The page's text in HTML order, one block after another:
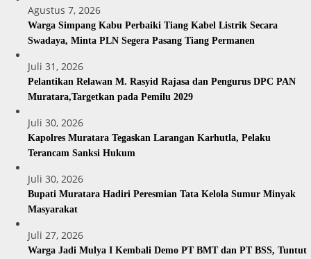
Agustus 7, 2026
Warga Simpang Kabu Perbaiki Tiang Kabel Listrik Secara
Swadaya, Minta PLN Segera Pasang Tiang Permanen
Juli 31, 2026
Pelantikan Relawan M. Rasyid Rajasa dan Pengurus DPC PAN
Muratara,Targetkan pada Pemilu 2029
Juli 30, 2026
Kapolres Muratara Tegaskan Larangan Karhutla, Pelaku
Terancam Sanksi Hukum
Juli 30, 2026
Bupati Muratara Hadiri Peresmian Tata Kelola Sumur Minyak
Masyarakat
Juli 27, 2026
Warga Jadi Mulya I Kembali Demo PT BMT dan PT BSS, Tuntut